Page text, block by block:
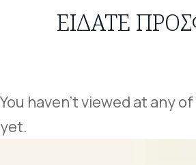
ΕΙΔΑΤΕ
You haven't viewed at any
yet.